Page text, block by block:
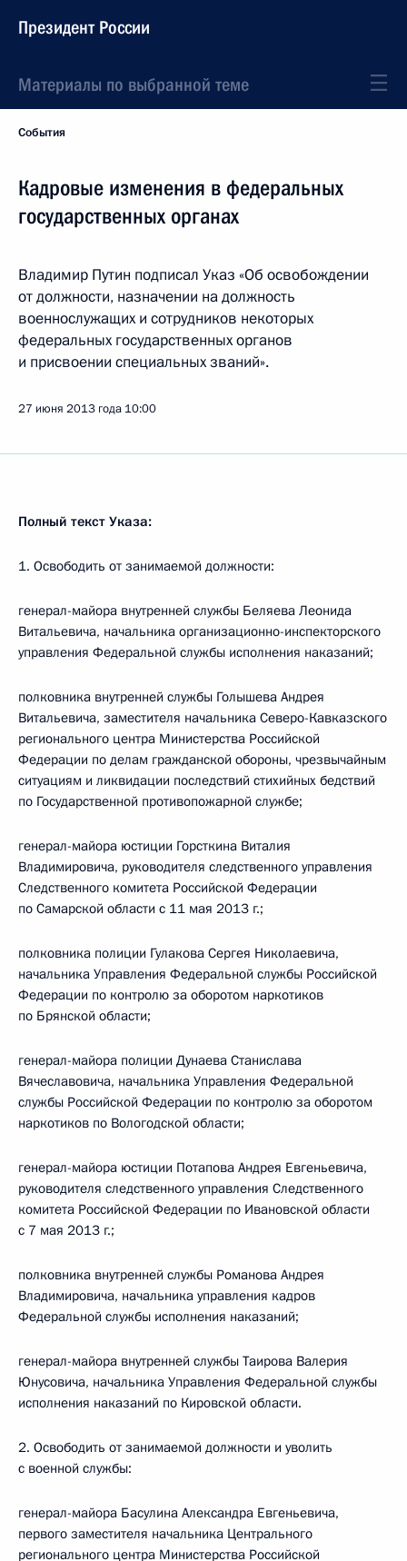
Президент России
Материалы по выбранной теме
События
Кадровые изменения в федеральных
государственных органах
Владимир Путин подписал Указ «Об освобождении
от должности, назначении на должность
военнослужащих и сотрудников некоторых
федеральных государственных органов
и присвоении специальных званий».
27 июня 2013 года 10:00
Полный текст Указа:
1. Освободить от занимаемой должности:
генерал-майора внутренней службы Беляева Леонида
Витальевича, начальника организационно-инспекторского
управления Федеральной службы исполнения наказаний;
полковника внутренней службы Голышева Андрея
Витальевича, заместителя начальника Северо-Кавказского
регионального центра Министерства Российской
Федерации по делам гражданской обороны, чрезвычайным
ситуациям и ликвидации последствий стихийных бедствий
по Государственной противопожарной службе;
генерал-майора юстиции Горсткина Виталия
Владимировича, руководителя следственного управления
Следственного комитета Российской Федерации
по Самарской области с 11 мая 2013 г.;
полковника полиции Гулакова Сергея Николаевича,
начальника Управления Федеральной службы Российской
Федерации по контролю за оборотом наркотиков
по Брянской области;
генерал-майора полиции Дунаева Станислава
Вячеславовича, начальника Управления Федеральной
службы Российской Федерации по контролю за оборотом
наркотиков по Вологодской области;
генерал-майора юстиции Потапова Андрея Евгеньевича,
руководителя следственного управления Следственного
комитета Российской Федерации по Ивановской области
с 7 мая 2013 г.;
полковника внутренней службы Романова Андрея
Владимировича, начальника управления кадров
Федеральной службы исполнения наказаний;
генерал-майора внутренней службы Таирова Валерия
Юнусовича, начальника Управления Федеральной службы
исполнения наказаний по Кировской области.
2. Освободить от занимаемой должности и уволить
с военной службы:
генерал-майора Басулина Александра Евгеньевича,
первого заместителя начальника Центрального
регионального центра Министерства Российской